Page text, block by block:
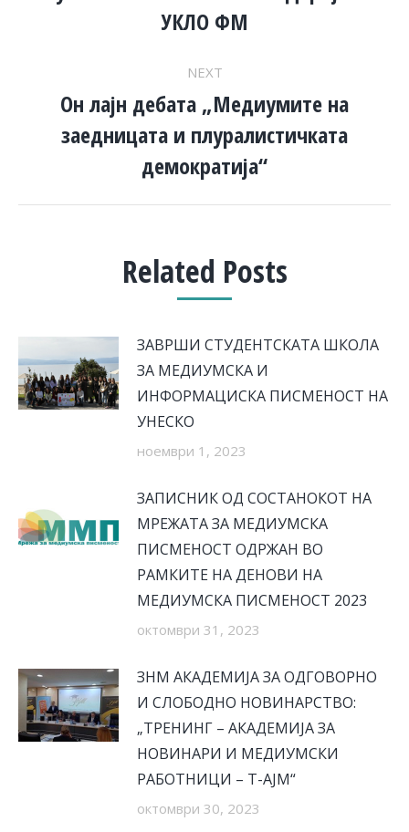
post:
УКЛО ФМ
NEXT
Next
post:
Он лајн дебата „Медиумите на
заедницата и плуралистичката
демократија“
Related Posts
ЗАВРШИ СТУДЕНТСКАТА ШКОЛА
ЗА МЕДИУМСКА И
ИНФОРМАЦИСКА ПИСМЕНОСТ НА
УНЕСКО
ноември 1, 2023
ЗАПИСНИК ОД СОСТАНОКОТ НА
МРЕЖАТА ЗА МЕДИУМСКА
ПИСМЕНОСТ ОДРЖАН ВО
РАМКИТЕ НА ДЕНОВИ НА
МЕДИУМСКА ПИСМЕНОСТ 2023
октомври 31, 2023
ЗНМ АКАДЕМИЈА ЗА ОДГОВОРНО
И СЛОБОДНО НОВИНАРСТВО:
„ТРЕНИНГ – АКАДЕМИЈА ЗА
НОВИНАРИ И МЕДИУМСКИ
РАБОТНИЦИ – Т-АЈМ“
октомври 30, 2023